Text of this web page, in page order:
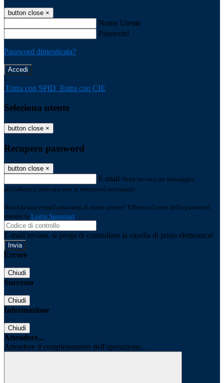
button close ×
Nome Utente
Password
Password dimenticata?
-
Entra con SPID Entra con CIE
Seleziona utente
button close ×
Recupero password
button close ×
E-mail Verrà inviato un messaggio
all'indirizzo indicato con le istruzioni necessarie.
Non hai una e-mail associata al nome utente? Effettua il reset della password
tramite la Login Spaggiari
E-mail inviata, si prega di controllare la casella di posta elettronica!
Errore
Chiudi
Successo
Chiudi
Informazione
Chiudi
Attendere...
Attendere il completamento dell'operazione...